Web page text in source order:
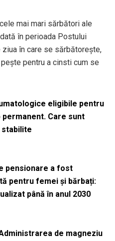
mai mari sărbători ale
în perioada Postului
în care se sărbătorește,
pentru a cinsti cum se
eligibile pentru
permanent. Care sunt
pensionare a fost
pentru femei și bărbați:
până în anul 2030
de magneziu